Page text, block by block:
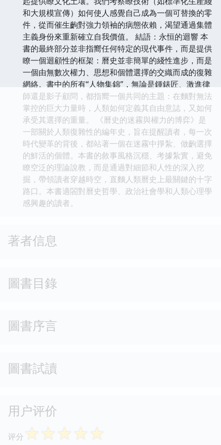
和大規模宣傳）如何使人感覺自己成為一個可替換的零
件，從而催生齣對強力領袖的病態依賴，渴望通過集體
主義身份來重新確立自我價值。 結語：永恒的迴響 本
書的最終部分並非指嚮任何特定的現代事件，而是提供
瞭一個迴顧性的框架：曆史並非簡單的綫性進步，而是
一個由無數次權力、思想和個體選擇的交織而成的復雜
網絡。書中的所有“人物集錦”，無論是鍾錶匠、激進律
師還是影子顧問，都指嚮一個共同的主題：在麵對無法
掌控的巨大力量時，人類如何定義其自由意誌，又如何
承受其選擇的重量。 《曆史的迷霧與權力的博弈》是
一部關於人類復雜性的編年史，旨在提醒讀者，每一次
時代變革的背後，都站著一個在迷霧中掙紮、做齣選擇
的鮮活的個體。本書的敘事風格沉穩、考據紮實，避免
瞭空泛的理論說教，而是通過對細節和人性的深入挖
掘，帶領讀者穿越時空，直麵人類曆史上最關鍵的十字
路口。本書適閤對曆史哲學、政治社會學和人類心理學
感興趣的讀者。
著者信息
圖書目錄
圖書序言
圖書試讀
用户评价
评分 ☆☆☆☆☆